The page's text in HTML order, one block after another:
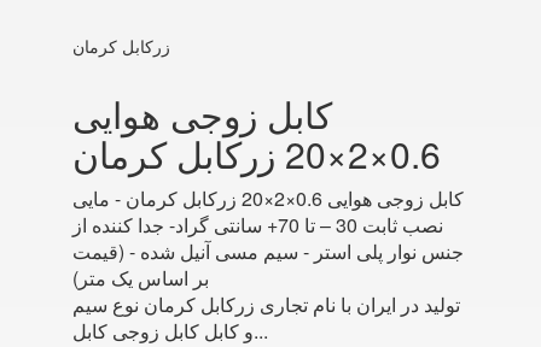
زرکابل کرمان
کابل زوجی هوایی
0.6×2×20 زرکابل کرمان
کابل زوجی هوایی 0.6×2×20 زرکابل کرمان - مایی
نصب ثابت 30 – تا 70+ سانتی گراد- جدا کننده از
جنس نوار پلی استر - سیم مسی آنیل شده - (قیمت
بر اساس یک متر)
تولید در ایران با نام تجاری زرکابل کرمان نوع سیم
و کابل کابل زوجی کابل...